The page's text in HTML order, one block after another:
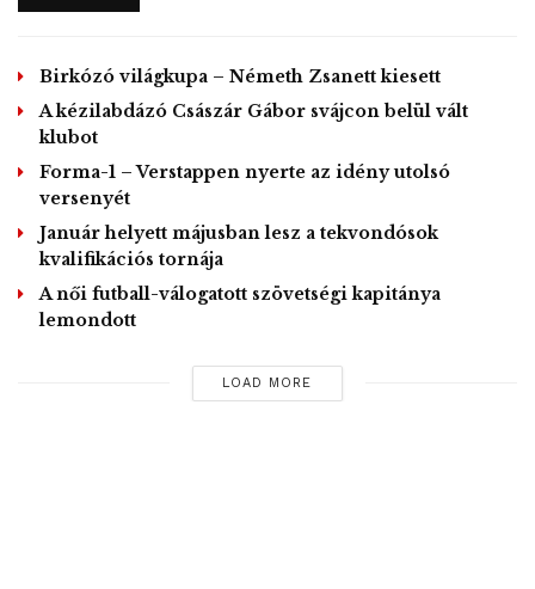
Sensational.
pic.twitter.com/ZPiIH8RzCN
— Harry (@RunReissRun)June
15, 2020
GD/MTi – Kiemelt Kép/Image by:
magyar játékos
Birkózó világkupa – Németh Zsanett kiesett
A kézilabdázó Császár Gábor svájcon belül vált
klubot
Forma-1 – Verstappen nyerte az idény utolsó
versenyét
Január helyett májusban lesz a tekvondósok
kvalifikációs tornája
A női futball-válogatott szövetségi kapitánya
lemondott
LOAD MORE